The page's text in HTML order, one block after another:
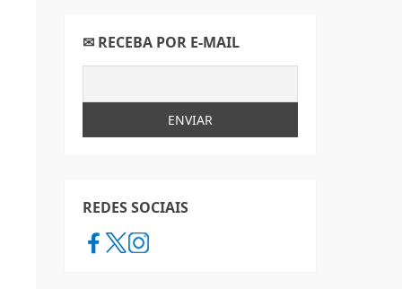
✉ RECEBA POR E-MAIL
REDES SOCIAIS